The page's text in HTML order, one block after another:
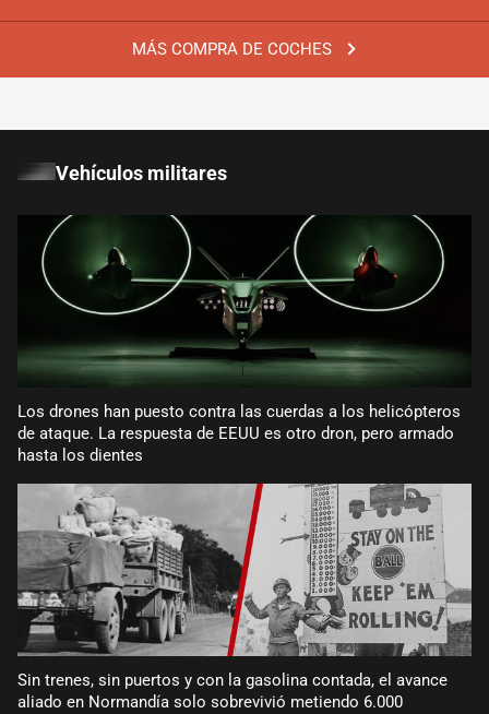
MÁS COMPRA DE COCHES
Vehículos militares
Los drones han puesto contra las cuerdas a los helicópteros
de ataque. La respuesta de EEUU es otro dron, pero armado
hasta los dientes
Sin trenes, sin puertos y con la gasolina contada, el avance
aliado en Normandía solo sobrevivió metiendo 6.000